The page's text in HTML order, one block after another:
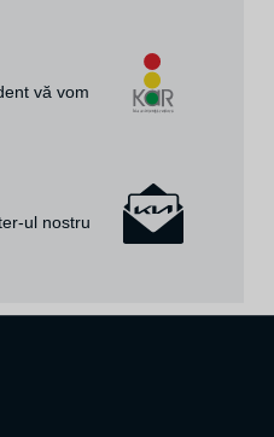
vă vom
ul nostru